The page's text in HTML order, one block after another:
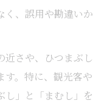
く、誤用や勘違いか
近さや、ひつまぶし
す。特に、観光客や
し」と「まむし」を